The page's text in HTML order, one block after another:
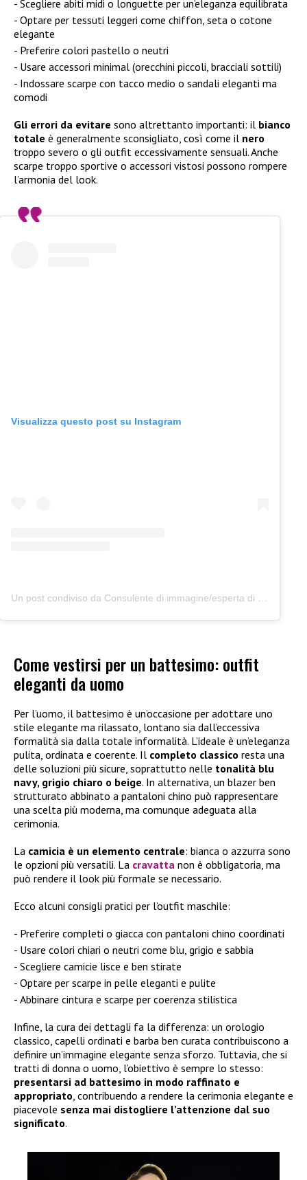
Scegliere abiti midi o longuette per un’eleganza equilibrata
Optare per tessuti leggeri come chiffon, seta o cotone
elegante
Preferire colori pastello o neutri
Usare accessori minimal (orecchini piccoli, bracciali sottili)
Indossare scarpe con tacco medio o sandali eleganti ma
comodi
Gli errori da evitare sono altrettanto importanti: il bianco
totale è generalmente sconsigliato, così come il nero
troppo severo o gli outfit eccessivamente sensuali. Anche
scarpe troppo sportive o accessori vistosi possono rompere
l’armonia del look.
Visualizza questo post su Instagram
Come vestirsi per un battesimo: outfit
eleganti da uomo
Per l’uomo, il battesimo è un’occasione per adottare uno
stile elegante ma rilassato, lontano sia dall’eccessiva
formalità sia dalla totale informalità. L’ideale è un’eleganza
pulita, ordinata e coerente. Il completo classico resta una
delle soluzioni più sicure, soprattutto nelle tonalità blu
navy, grigio chiaro o beige. In alternativa, un blazer ben
strutturato abbinato a pantaloni chino può rappresentare
una scelta più moderna, ma comunque adeguata alla
cerimonia.
La camicia è un elemento centrale: bianca o azzurra sono
le opzioni più versatili. La cravatta non è obbligatoria, ma
può rendere il look più formale se necessario.
Ecco alcuni consigli pratici per l’outfit maschile:
Preferire completi o giacca con pantaloni chino coordinati
Usare colori chiari o neutri come blu, grigio e sabbia
Scegliere camicie lisce e ben stirate
Optare per scarpe in pelle eleganti e pulite
Abbinare cintura e scarpe per coerenza stilistica
Infine, la cura dei dettagli fa la differenza: un orologio
classico, capelli ordinati e barba ben curata contribuiscono a
definire un’immagine elegante senza sforzo. Tuttavia, che si
tratti di donna o uomo, l’obiettivo è sempre lo stesso:
presentarsi ad battesimo in modo raffinato e
appropriato, contribuendo a rendere la cerimonia elegante e
piacevole senza mai distogliere l’attenzione dal suo
significato.